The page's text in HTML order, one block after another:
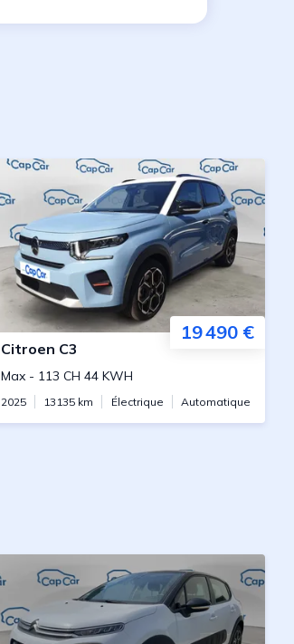
19 490 €
Citroen C3
Max - 113 CH 44 KWH
2025 13135 km Électrique Automatique